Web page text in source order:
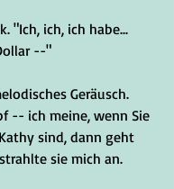
"Ich, ich, ich habe...
--"
Geräusch.
-- ich meine, wenn Sie
sind, dann geht
sie mich an.